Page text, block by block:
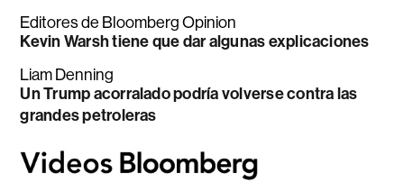
Editores de Bloomberg Opinion
Kevin Warsh tiene que dar algunas explicaciones
Liam Denning
Un Trump acorralado podría volverse contra las
grandes petroleras